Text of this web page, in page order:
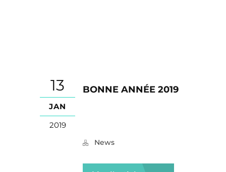
13
JAN
2019
BONNE ANNÉE 2019
News